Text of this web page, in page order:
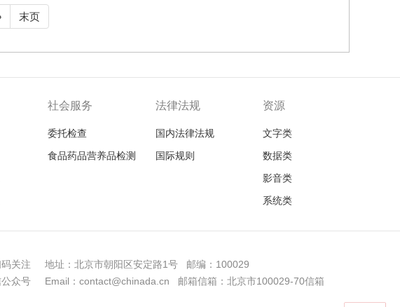
末页
社会服务
委托检查
食品药品营养品检测
法律法规
国内法律法规
国际规则
资源
文字类
数据类
影音类
系统类
码关注 地址：北京市朝阳区安定路1号 邮编：100029
公众号 Email：contact@chinada.cn 邮箱信箱：北京市100029-70信箱